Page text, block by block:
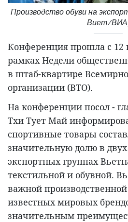
Производство обуви на
Виет/
Конференция прошла с 12
рамках Недели
в штаб-квартире
организации (ВТО).
На конференции посол -
Тхи Тует Май
спортивные товары
значительную долю в
экспортных группах
текстильной и обувной.
важной производственной
известных мировых
значительным